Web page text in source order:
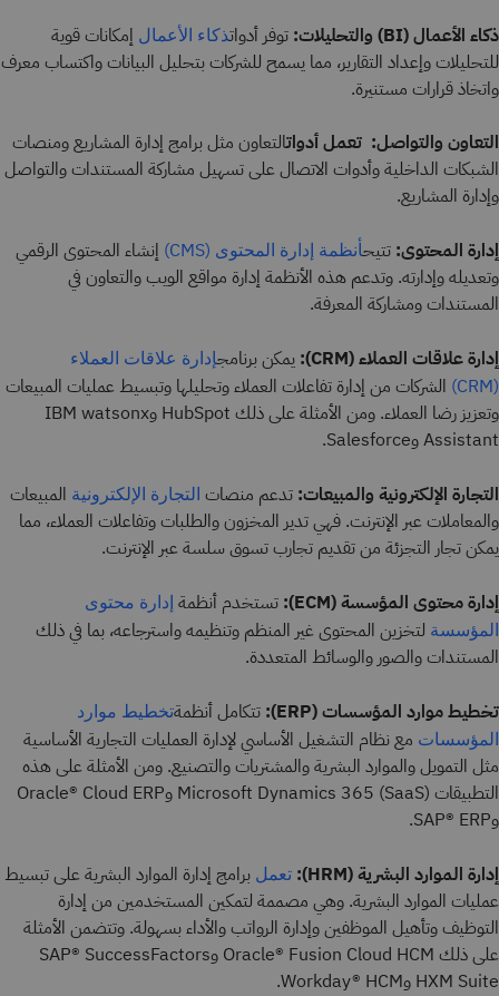
ذكاء الأعمال(BI) والتحليلات: توفر أدواتذكاء الأعمال إمكانات قوية
للتحليلات وإعداد التقارير، مما يسمح للشركات بتحليل البيانات واكتساب معرف
واتخاذ قرارات مستنيرة.
التعاون والتواصل: تعمل أدواتالتعاون مثل برامج إدارة المشاريع ومنصات
الشبكات الداخلية وأدوات الاتصال على تسهيل مشاركة المستندات والتواصل
وإدارة المشاريع.
إدارة المحتوى: تتيحأنظمة إدارة المحتوى (CMS)
إنشاء المحتوى الرقمي
وتعديله وإدارته. وتدعم هذه الأنظمة إدارة مواقع الويب والتعاون في
المستندات ومشاركة المعرفة.
إدارة علاقات العملاء (CRM): يمكن برنامجإدارة علاقات العملاء
(CRM)
الشركات من إدارة تفاعلات العملاء وتحليلها وتبسيط عمليات المبيعات
وتعزيز رضا العملاء. ومن الأمثلة على ذلك HubSpot وIBM watsonx
Assistant وSalesforce.
التجارة الإلكترونية والمبيعات: تدعم منصات التجارة الإلكترونية المبيعات
والمعاملات عبر الإنترنت. فهي تدير المخزون والطلبات وتفاعلات العملاء، مما
يمكن تجار التجزئة من تقديم تجارب تسوق سلسة عبر الإنترنت.
إدارة محتوى المؤسسة (ECM): تستخدم أنظمة إدارة محتوى
المؤسسة لتخزين المحتوى غير المنظم وتنظيمه واسترجاعه، بما في ذلك
المستندات والصور والوسائط المتعددة.
تخطيط موارد المؤسسات (ERP): تتكامل أنظمةتخطيط موارد
المؤسسات مع نظام التشغيل الأساسي لإدارة العمليات التجارية الأساسية
مثل التمويل والموارد البشرية والمشتريات والتصنيع. ومن الأمثلة على هذه
التطبيقات (SaaS) Microsoft Dynamics 365 وOracle® Cloud ERP
وSAP® ERP.
إدارة الموارد البشرية (HRM): تعمل برامج إدارة الموارد البشرية على تبسيط
عمليات الموارد البشرية. وهي مصممة لتمكين المستخدمين من إدارة
التوظيف وتأهيل الموظفين وإدارة الرواتب والأداء بسهولة. وتتضمن الأمثلة
على ذلك Oracle® Fusion Cloud HCM وSAP® SuccessFactors
HXM Suite وWorkday® HCM.